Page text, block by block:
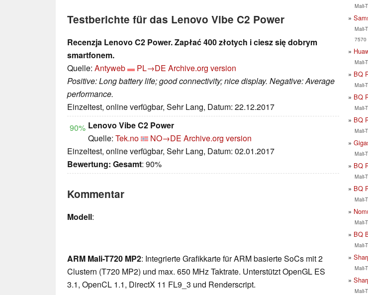
Testberichte für das Lenovo Vibe C2 Power
Recenzja Lenovo C2 Power. Zapłać 400 złotych i ciesz się dobrym
smartfonem.
Quelle: Antyweb PL→DE Archive.org version
Positive: Long battery life; good connectivity; nice display. Negative: Average
performance.
Einzeltest, online verfügbar, Sehr Lang, Datum: 22.12.2017
90% Lenovo Vibe C2 Power
Quelle: Tek.no NO→DE Archive.org version
Einzeltest, online verfügbar, Sehr Lang, Datum: 02.01.2017
Bewertung: Gesamt: 90%
Kommentar
Modell:
ARM Mali-T720 MP2: Integrierte Grafikkarte für ARM basierte SoCs mit 2
Clustern (T720 MP2) und max. 650 MHz Taktrate. Unterstützt OpenGL ES
3.1, OpenCL 1.1, DirectX 11 FL9_3 und Renderscript.
Mali-
Mali-
7570
Mali-
BQ
Mali-
BQ
Mali-
BQ
Mali-
Mali-
BQ
Mali-
BQ
Mali-
Mali-
BQ
Mali-
Mali-
Mali-